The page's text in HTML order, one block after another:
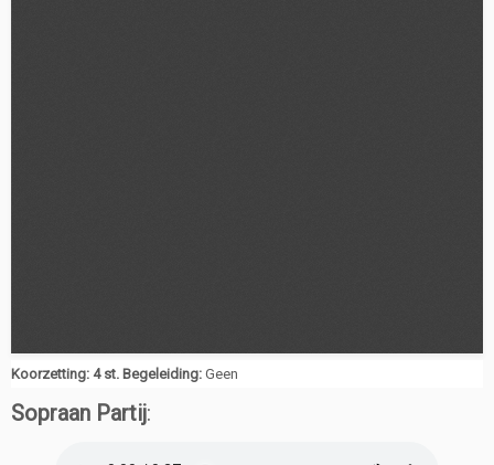
Koorzetting: 4 st. Begeleiding: Geen
Sopraan Partij: